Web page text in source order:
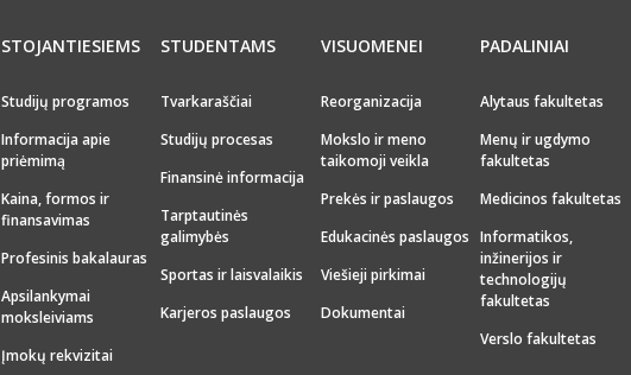
STOJANTIESIEMS
Studijų programos
Informacija apie
priėmimą
Kaina, formos ir
finansavimas
Profesinis bakalauras
Apsilankymai
moksleiviams
Įmokų rekvizitai
STUDENTAMS
Tvarkaraščiai
Studijų procesas
Finansinė informacija
Tarptautinės
galimybės
Sportas ir laisvalaikis
Karjeros paslaugos
VISUOMENEI
Reorganizacija
Mokslo ir meno
taikomoji veikla
Prekės ir paslaugos
Edukacinės paslaugos
Viešieji pirkimai
Dokumentai
PADALINIAI
Alytaus fakultetas
Menų ir ugdymo
fakultetas
Medicinos fakultetas
Informatikos,
inžinerijos ir
technologijų
fakultetas
Verslo fakultetas